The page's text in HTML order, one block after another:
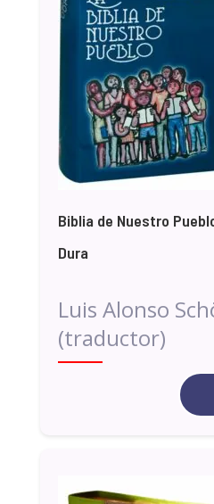
Biblia de Nuestro
Dura
Luis Alonso
(traductor)